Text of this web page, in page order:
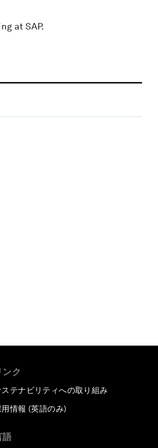
at SAP.
ンク
ステナビリティへの取り組み
用情報 (英語のみ)
語